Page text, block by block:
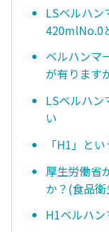
LSベルハン
420mlNo.0
ベルハンマ
が有ります
LSベルハン
い
「H1」と
厚生労働省
か？(食品
H1ベルハ